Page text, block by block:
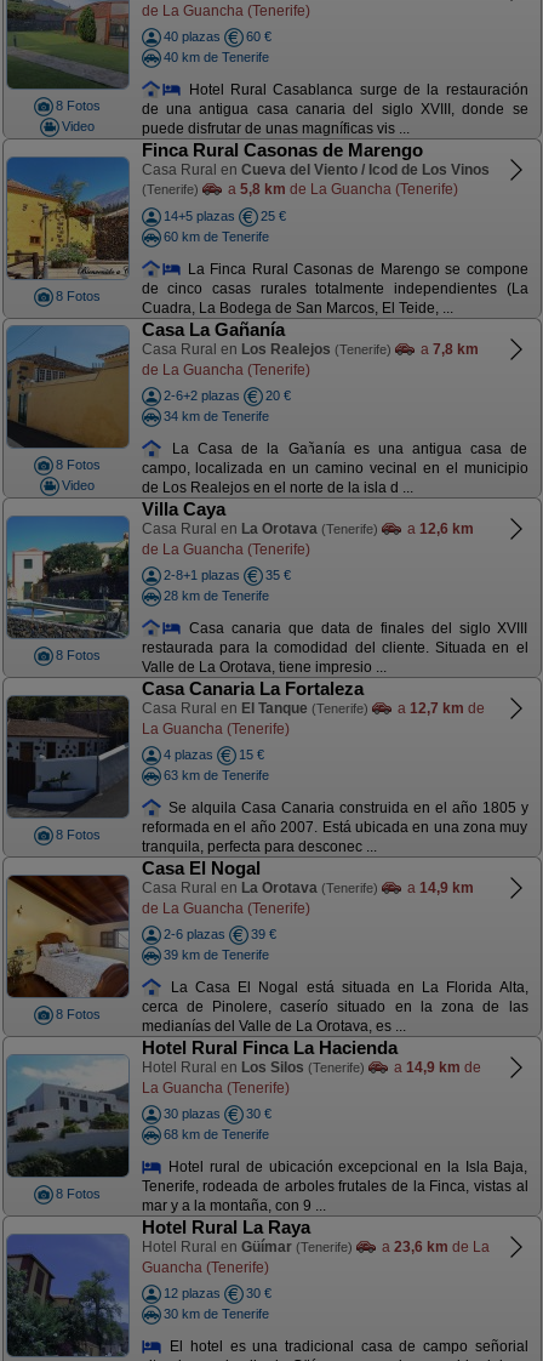
8 Fotos
Video
de La Guancha (Tenerife)
40 plazas
60 €
40 km de Tenerife
Hotel Rural Casablanca surge de la restauración
de una antigua casa canaria del siglo XVIII, donde se
puede disfrutar de unas magníficas vis ...
8 Fotos
Finca Rural Casonas de Marengo
Casa Rural en Cueva del Viento / Icod de Los Vinos
(Tenerife) a 5,8 km de La Guancha (Tenerife)
14+5 plazas
25 €
60 km de Tenerife
La Finca Rural Casonas de Marengo se compone
de cinco casas rurales totalmente independientes (La
Cuadra, La Bodega de San Marcos, El Teide, ...
8 Fotos
Video
Casa La Gañanía
Casa Rural en Los Realejos (Tenerife) a 7,8 km
de La Guancha (Tenerife)
2-6+2 plazas
20 €
34 km de Tenerife
La Casa de la Gañanía es una antigua casa de
campo, localizada en un camino vecinal en el municipio
de Los Realejos en el norte de la isla d ...
8 Fotos
Villa Caya
Casa Rural en La Orotava (Tenerife) a 12,6 km
de La Guancha (Tenerife)
2-8+1 plazas
35 €
28 km de Tenerife
Casa canaria que data de finales del siglo XVIII
restaurada para la comodidad del cliente. Situada en el
Valle de La Orotava, tiene impresio ...
8 Fotos
Casa Canaria La Fortaleza
Casa Rural en El Tanque (Tenerife) a 12,7 km de
La Guancha (Tenerife)
4 plazas
15 €
63 km de Tenerife
Se alquila Casa Canaria construida en el año 1805 y
reformada en el año 2007. Está ubicada en una zona muy
tranquila, perfecta para desconec ...
8 Fotos
Casa El Nogal
Casa Rural en La Orotava (Tenerife) a 14,9 km
de La Guancha (Tenerife)
2-6 plazas
39 €
39 km de Tenerife
La Casa El Nogal está situada en La Florida Alta,
cerca de Pinolere, caserío situado en la zona de las
medianías del Valle de La Orotava, es ...
8 Fotos
Hotel Rural Finca La Hacienda
Hotel Rural en Los Silos (Tenerife) a 14,9 km de
La Guancha (Tenerife)
30 plazas
30 €
68 km de Tenerife
Hotel rural de ubicación excepcional en la Isla Baja,
Tenerife, rodeada de arboles frutales de la Finca, vistas al
mar y a la montaña, con 9 ...
Hotel Rural La Raya
Hotel Rural en Güímar (Tenerife) a 23,6 km de La
Guancha (Tenerife)
12 plazas
30 €
30 km de Tenerife
El hotel es una tradicional casa de campo señorial